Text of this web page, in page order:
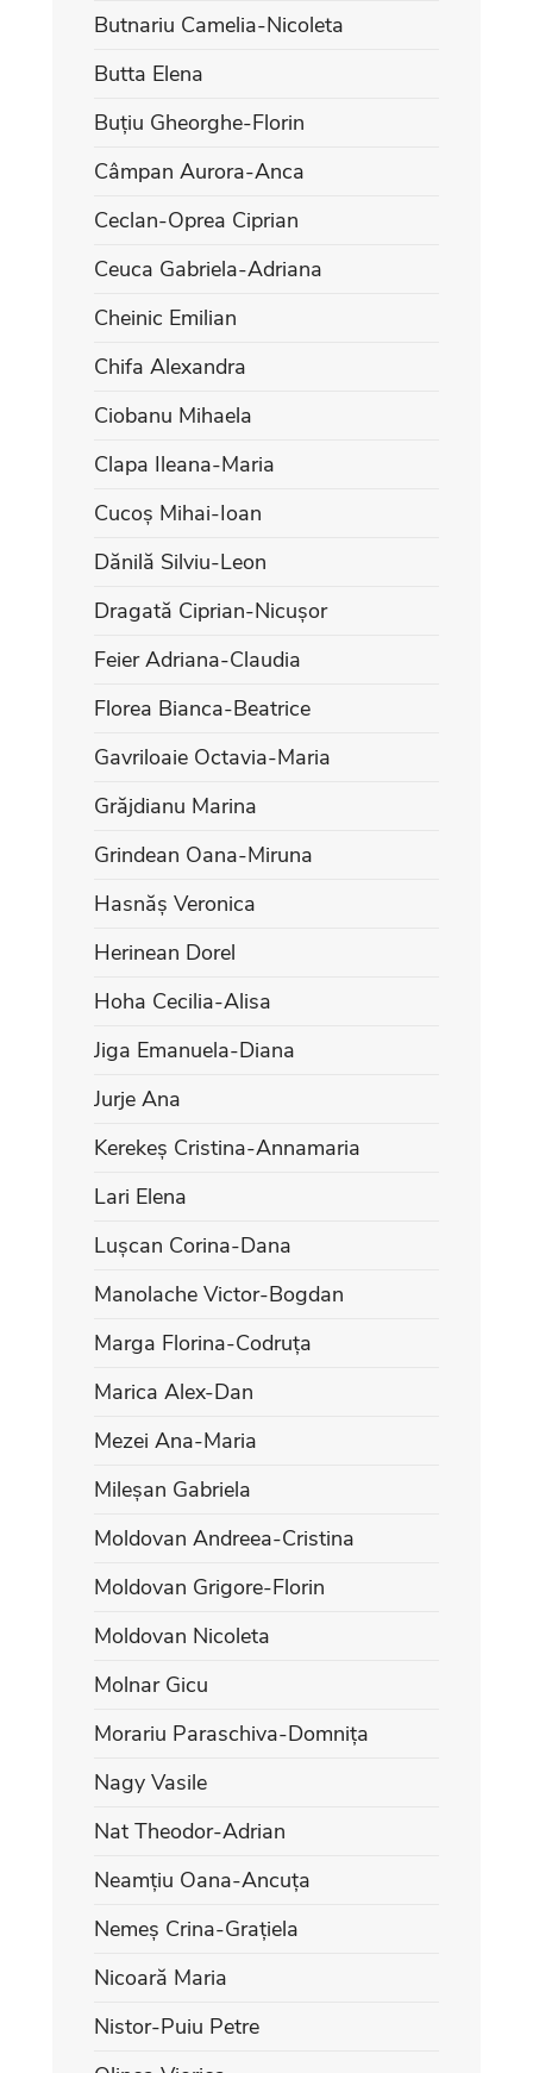
Butnariu Camelia-Nicoleta
Butta Elena
Buțiu Gheorghe-Florin
Câmpan Aurora-Anca
Ceclan-Oprea Ciprian
Ceuca Gabriela-Adriana
Cheinic Emilian
Chifa Alexandra
Ciobanu Mihaela
Clapa Ileana-Maria
Cucoș Mihai-Ioan
Dănilă Silviu-Leon
Dragată Ciprian-Nicușor
Feier Adriana-Claudia
Florea Bianca-Beatrice
Gavriloaie Octavia-Maria
Grăjdianu Marina
Grindean Oana-Miruna
Hasnăș Veronica
Herinean Dorel
Hoha Cecilia-Alisa
Jiga Emanuela-Diana
Jurje Ana
Kerekeș Cristina-Annamaria
Lari Elena
Lușcan Corina-Dana
Manolache Victor-Bogdan
Marga Florina-Codruța
Marica Alex-Dan
Mezei Ana-Maria
Mileșan Gabriela
Moldovan Andreea-Cristina
Moldovan Grigore-Florin
Moldovan Nicoleta
Molnar Gicu
Morariu Paraschiva-Domnița
Nagy Vasile
Nat Theodor-Adrian
Neamțiu Oana-Ancuța
Nemeș Crina-Grațiela
Nicoară Maria
Nistor-Puiu Petre